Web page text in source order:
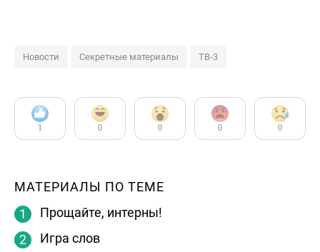
Новости Секретные материалы ТВ-3
1 0 0 0 0
МАТЕРИАЛЫ ПО ТЕМЕ
Прощайте, интерны!
Игра слов